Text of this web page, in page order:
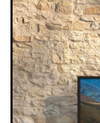
décoration